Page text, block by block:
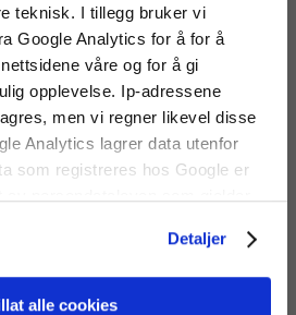
teknisk. I tillegg bruker vi
Google Analytics for å for å
våre og for å gi
opplevelse. Ip-adressene
men vi regner likevel disse
Analytics lagrer data utenfor
som registreres hos Google er
Detaljer
alle cookies
Amprobe sokkeltest-
adapter E27
Sokkeltest-adapter for E27